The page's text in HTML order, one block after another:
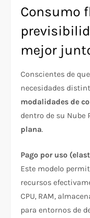
Consumo
mejor
Conscientes de
necesidades
modalidades de
dentro de su Nube
plana.
Pago por uso
Este modelo
recursos
CPU, RAM,
para entornos de